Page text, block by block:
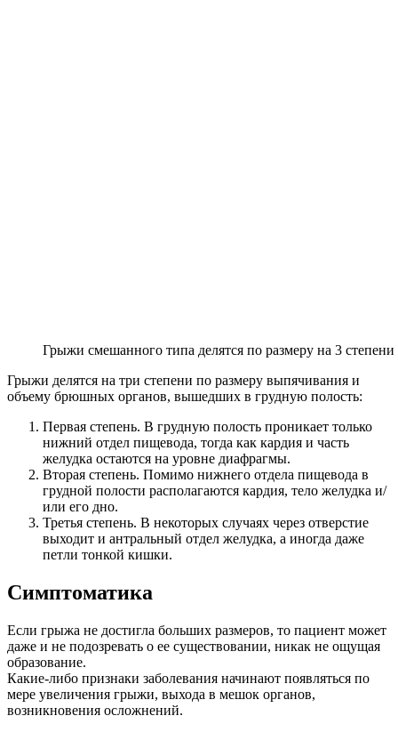
Грыжи смешанного типа делятся по размеру на 3 степени
Грыжи делятся на три степени по размеру выпячивания и
объему брюшных органов, вышедших в грудную полость:
Первая степень. В грудную полость проникает только
нижний отдел пищевода, тогда как кардия и часть
желудка остаются на уровне диафрагмы.
Вторая степень. Помимо нижнего отдела пищевода в
грудной полости располагаются кардия, тело желудка и/
или его дно.
Третья степень. В некоторых случаях через отверстие
выходит и антральный отдел желудка, а иногда даже
петли тонкой кишки.
Симптоматика
Если грыжа не достигла больших размеров, то пациент может
даже и не подозревать о ее существовании, никак не ощущая
образование.
Какие-либо признаки заболевания начинают появляться по
мере увеличения грыжи, выхода в мешок органов,
возникновения осложнений.